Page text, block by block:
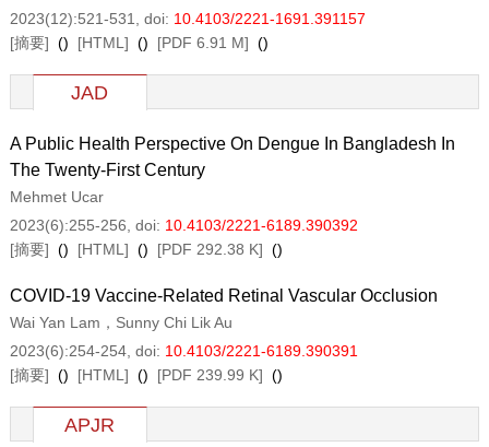
2023(12):521-531
, doi: 10.4103/2221-1691.391157
[摘要] () [HTML] () [PDF 6.91 M] ()
JAD
A Public Health Perspective On Dengue In Bangladesh In
The Twenty-First Century
Mehmet Ucar
2023(6):255-256 , doi: 10.4103/2221-6189.390392
[摘要] () [HTML] () [PDF 292.38 K] ()
COVID-19 Vaccine-Related Retinal Vascular Occlusion
Wai Yan Lam，Sunny Chi Lik Au
2023(6):254-254, doi: 10.4103/2221-6189.390391
[摘要] () [HTML] () [PDF 239.99 K] ()
APJR